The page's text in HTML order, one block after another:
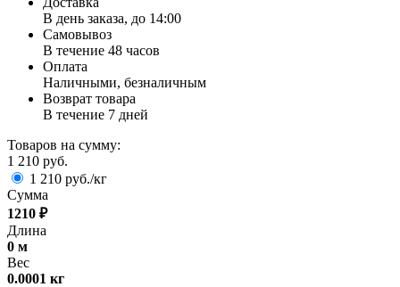
В день заказа, до 14:00
Самовывоз
В течение 48 часов
Оплата
Наличными, безналичным
Возврат товара
В течение 7 дней
Товаров на сумму:
1 210 руб.
1 210 руб./кг
Сумма
1210 ₽
Длина
0 м
Вес
0.0001 кг